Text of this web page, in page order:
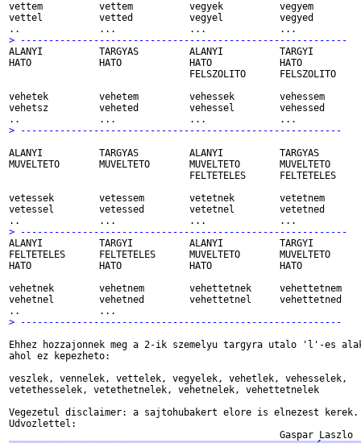
vettem		vettem		vegyek		vegyem
vettel		vetted		vegyel		vegyed
> ----------------------------------------------------------
ALANYI		TARGYAS		ALANYI		TARGYI
HATO		HATO		HATO		HATO
vehetek		vehetem		vehessek	vehessem
vehetsz		veheted		vehessel	vehessed
> ---------------------------------------------------------
ALANYI		TARGYAS		ALANYI		TARGYAS
MUVELTETO	MUVELTETO	MUVELTETO	MUVELTETO
vetessek	vetessem	vetetnek	vetetnem
vetessel	vetessed	vetetnel	vetetned
> ----------------------------------------------------------
ALANYI		TARGYI		ALANYI		TARGYI
FELTETELES	FELTETELES	MUVELTETO	MUVELTETO
HATO		HATO		HATO		HATO
vehetnek	vehetnem	vehettetnek	vehettetnem
vehetnel	vehetned	vehettetnel	vehettetned		+24
> ---------------------------------------------------------
Ehhez hozzajonnek meg a 2-ik szemelyu targyra utalo 'l'-es
ahol ez kepezheto:
veszlek, vennelek, vettelek, vegyelek, vehetlek, vehesselek,
vetethesselek, vetethetnelek, vehetnelek, vehettetnelek			+10
Vegezetul disclaimer: a sajtohubakert elore is elnezest kerek.
Udvozlettel: